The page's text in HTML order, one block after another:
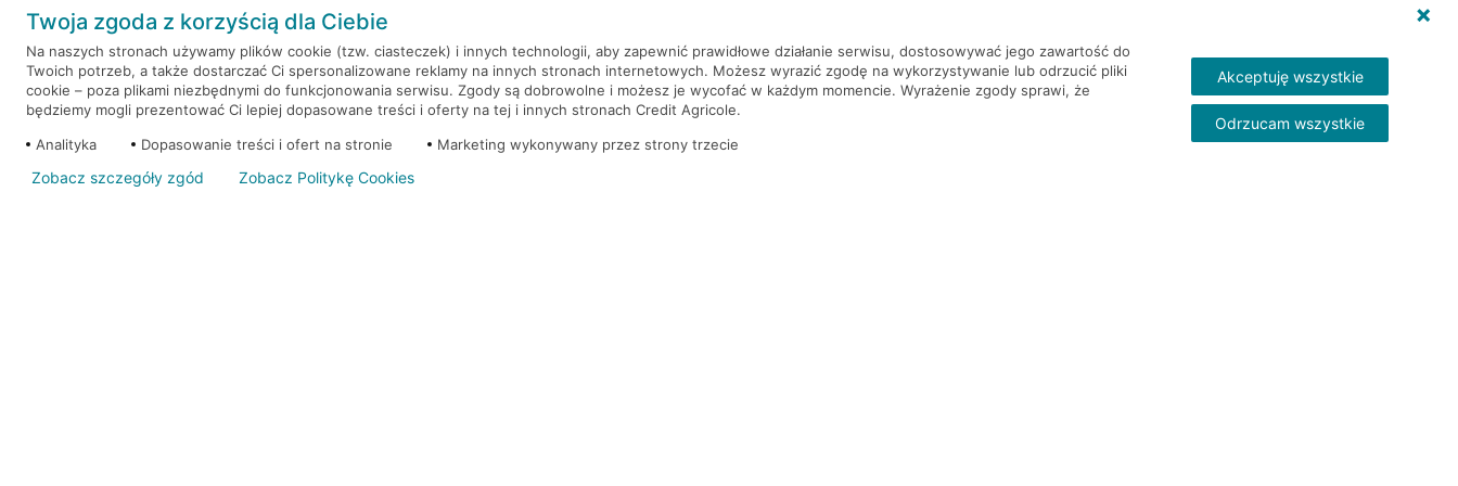
RRSO: 9,6%
WEŹ KREDYT NOTA PRAWNA
Twoja zgoda z korzyścią dla Ciebie
Na naszych stronach używamy plików cookie (tzw. ciasteczek) i innych technologii, aby zapewnić prawidłowe działanie serwisu, dostosowywać jego zawartość do
Twoich potrzeb, a także dostarczać Ci spersonalizowane reklamy na innych stronach internetowych. Możesz wyrazić zgodę na wykorzystywanie lub odrzucić pliki
cookie – poza plikami niezbędnymi do funkcjonowania serwisu. Zgody są dobrowolne i możesz je wycofać w każdym momencie. Wyrażenie zgody sprawi, że
będziemy mogli prezentować Ci lepiej dopasowane treści i oferty na tej i innych stronach Credit Agricole.
Analityka
Dopasowanie treści i ofert na stronie Marketing wykonywany przez strony trzecie
Akceptuję wszystkie
Odrzucam wszystkie
Zobacz szczegóły zgód Zobacz Politykę Cookies